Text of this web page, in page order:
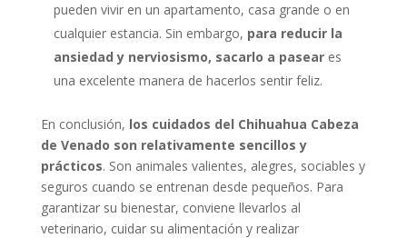
pueden vivir en un apartamento, casa grande o en
cualquier estancia. Sin embargo, para reducir la
ansiedad y nerviosismo, sacarlo a pasear es
una excelente manera de hacerlos sentir feliz.
En conclusión, los cuidados del Chihuahua Cabeza
de Venado son relativamente sencillos y
prácticos. Son animales valientes, alegres, sociables y
seguros cuando se entrenan desde pequeños. Para
garantizar su bienestar, conviene llevarlos al
veterinario, cuidar su alimentación y realizar